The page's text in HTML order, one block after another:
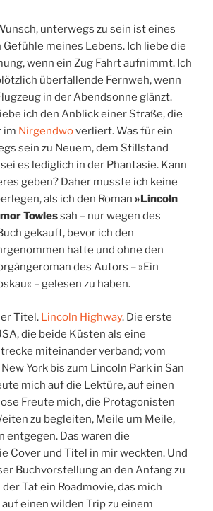
unterwegs zu sein ist eines
meines Lebens. Ich liebe die
wenn ein Zug Fahrt aufnimmt. Ich
überfallende Fernweh, wenn
in der Abendsonne glänzt.
ich den Anblick einer Straße, die
im Nirgendwoverliert. Was für ein
sein zu Neuem, dem Stillstand
es lediglich in der Phantasie. Kann
geben? Daher musste ich keine
als ich den Roman »Lincoln
Towlessah – nur wegen des
gekauft, bevor ich den
hatte und ohne den
des Autors – »Ein
– gelesen zu haben.
Titel. Lincoln Highway. Die erste
die beide Küsten als eine
miteinander verband; vom
York bis zum Lincoln Park in San
mich auf die Lektüre, auf einen
Freute mich, die Protagonisten
zu begleiten, Meile um Meile,
entgegen. Das waren die
Cover und Titel in mir weckten. Und
Buchvorstellung an den Anfang zu
Tat ein Roadmovie, das mich
einen wilden Trip zu einem